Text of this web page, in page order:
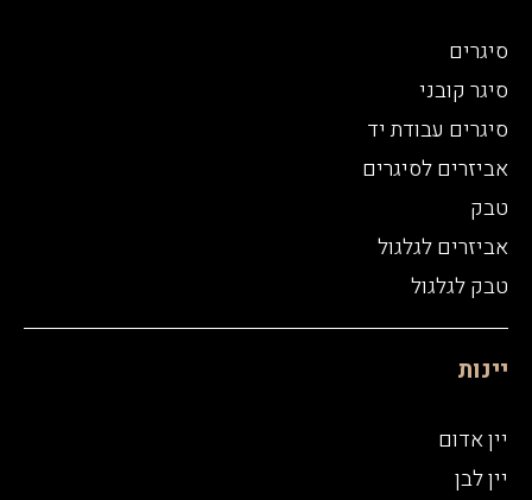
סיגרים
סיגר קובני
סיגרים עבודת יד
אביזרים לסיגרים
טבק
אביזרים לגלגול
טבק לגלגול
יינות
יין אדום
יין לבן